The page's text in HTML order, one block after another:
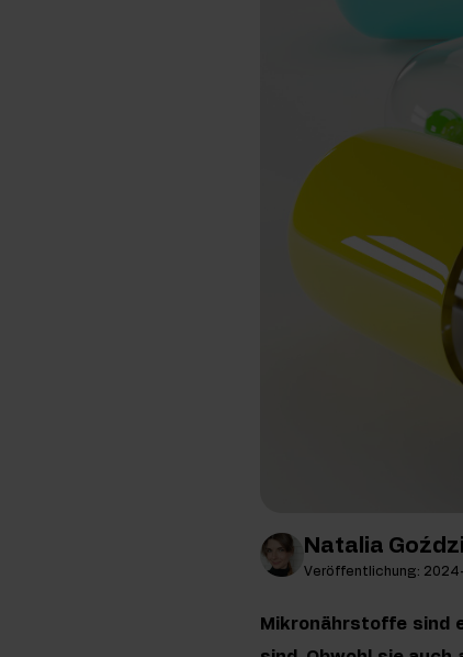
Nahrungsergänzungsmittel für
Natalia
Veröffentlichung:
Mikronährstoffe sind